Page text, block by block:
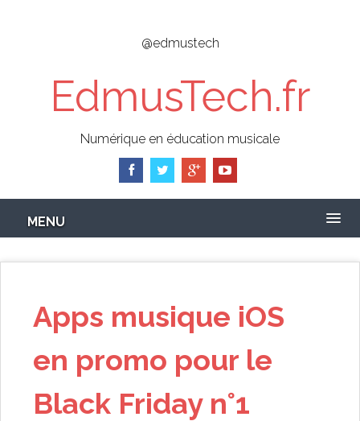
@edmustech
EdmusTech.fr
Numérique en éducation musicale
MENU
Apps musique iOS
en promo pour le
Black Friday n°1